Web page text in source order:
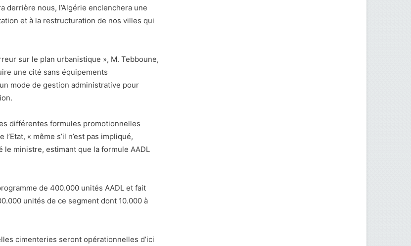
derrière nous, l’Algérie enclenchera une
et à la restructuration de nos villes qui
sur le plan urbanistique », M. Tebboune,
une cité sans équipements
mode de gestion administrative pour
différentes formules promotionnelles
« même s’il n’est pas impliqué,
ministre, estimant que la formule AADL
de 400.000 unités AADL et fait
unités de ce segment dont 10.000 à
cimenteries seront opérationnelles d’ici